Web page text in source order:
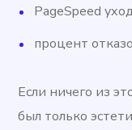
PageSpeed
процент
Если ничего из
был только